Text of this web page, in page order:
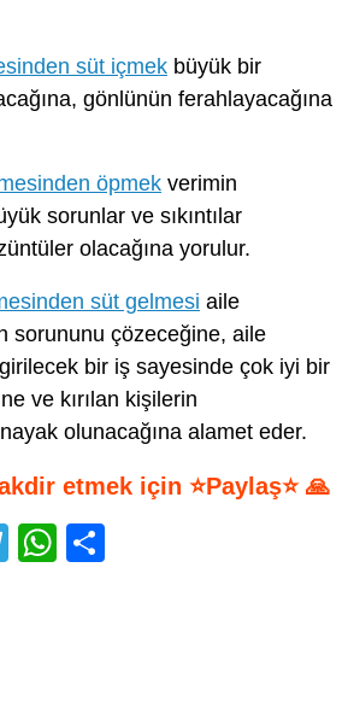
süt içmek büyük bir
gönlünün ferahlayacağına
öpmek verimin
sorunlar ve sıkıntılar
olacağına yorulur.
süt gelmesi aile
sorununu çözeceğine, aile
bir iş sayesinde çok iyi bir
ve kırılan kişilerin
olunacağına alamet eder.
etmek için ⭐Paylaş⭐ 🙏
T
W